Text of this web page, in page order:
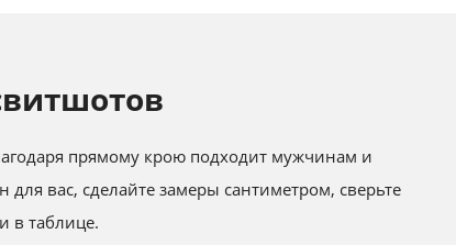
прямому крою подходит мужчинам и
вас, сделайте замеры сантиметром, сверьте
в таблице.